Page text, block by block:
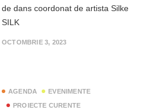
de dans coordonat de artista Silke
SILK
OCTOMBRIE 3, 2023
AGENDA
EVENIMENTE
PROIECTE CURENTE